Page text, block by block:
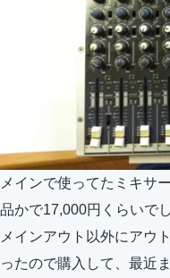
メインで使ってたミキサ
品かで17,000円くらいでし
メインアウト以外にアウ
ったので購入して、最近